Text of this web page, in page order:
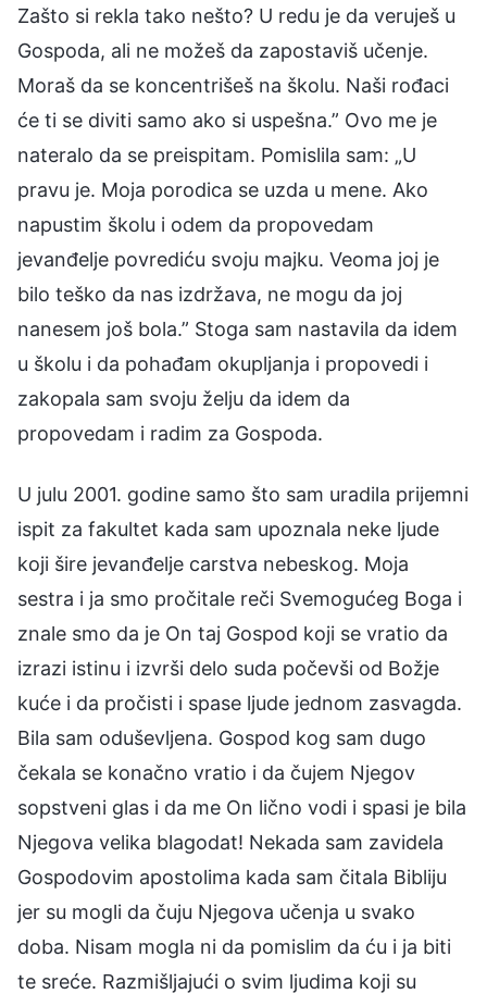
Zašto si rekla tako nešto? U redu je da veruješ u
Gospoda, ali ne možeš da zapostaviš učenje.
Moraš da se koncentrišeš na školu. Naši rođaci
će ti se diviti samo ako si uspešna.” Ovo me je
nateralo da se preispitam. Pomislila sam: „U
pravu je. Moja porodica se uzda u mene. Ako
napustim školu i odem da propovedam
jevanđelje povrediću svoju majku. Veoma joj je
bilo teško da nas izdržava, ne mogu da joj
nanesem još bola.” Stoga sam nastavila da idem
u školu i da pohađam okupljanja i propovedi i
zakopala sam svoju želju da idem da
propovedam i radim za Gospoda.
U julu 2001. godine samo što sam uradila prijemni
ispit za fakultet kada sam upoznala neke ljude
koji šire jevanđelje carstva nebeskog. Moja
sestra i ja smo pročitale reči Svemogućeg Boga i
znale smo da je On taj Gospod koji se vratio da
izrazi istinu i izvrši delo suda počevši od Božje
kuće i da pročisti i spase ljude jednom zasvagda.
Bila sam oduševljena. Gospod kog sam dugo
čekala se konačno vratio i da čujem Njegov
sopstveni glas i da me On lično vodi i spasi je bila
Njegova velika blagodat! Nekada sam zavidela
Gospodovim apostolima kada sam čitala Bibliju
jer su mogli da čuju Njegova učenja u svako
doba. Nisam mogla ni da pomislim da ću i ja biti
te sreće. Razmišljajući o svim ljudima koji su